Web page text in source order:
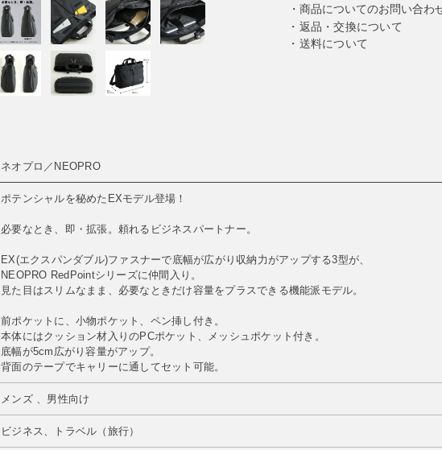
商品についてのお問い合わ
返品・交換について
送料について
ネオプロ／NEOPRO
ポテンシャルを秘めたEXモデル登場！
必要なとき、即・拡張。頼れるビジネスパートナー。
EX(エクスパンダブル)ファスナーで底幅が広がり収納力がアップする3型が、
NEOPRO RedPointシリーズに仲間入り。
見た目はスリムなまま、必要なときだけ容量をプラスできる機能派モデル。
前ポケットに、小物ポケット、ペン挿し付き。
本体にはクッション材入りのPCポケット、メッシュポケット付き。
底幅が5cm広がり容量がアップ。
背面のテープでキャリーに通してセット可能。
メンズ 、男性向け
ビジネス、トラベル（旅行）